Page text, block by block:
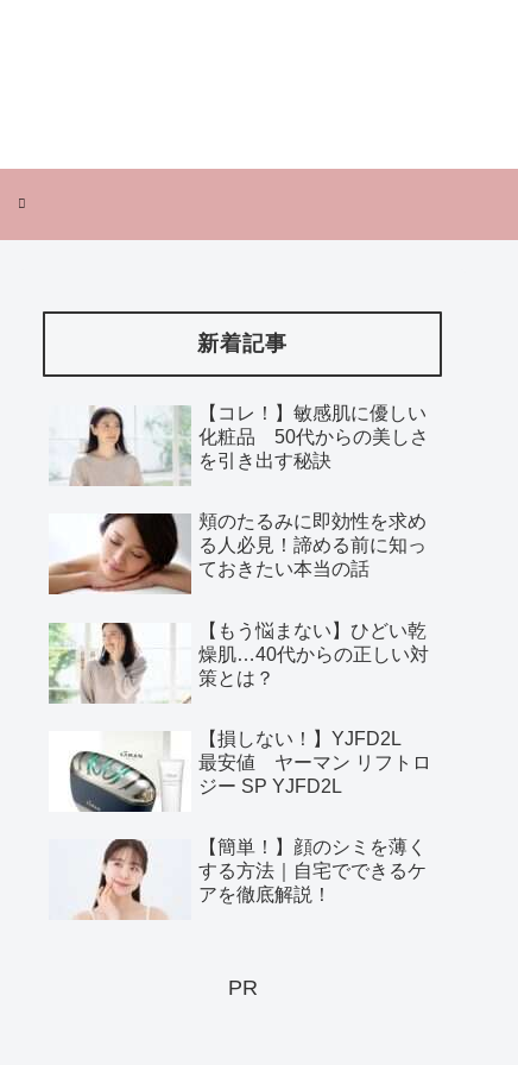
新着記事
【コレ！】敏感肌に優しい
化粧品 50代からの美しさ
を引き出す秘訣
頬のたるみに即効性を求め
る人必見！諦める前に知っ
ておきたい本当の話
【もう悩まない】ひどい乾
燥肌…40代からの正しい対
策とは？
【損しない！】YJFD2L
最安値 ヤーマン リフトロ
ジー SP YJFD2L
【簡単！】顔のシミを薄く
する方法｜自宅でできるケ
アを徹底解説！
PR